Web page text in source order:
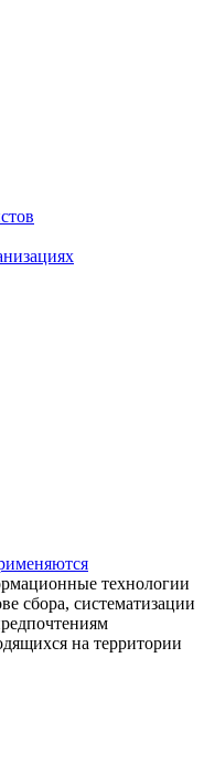
технологии
сбора, систематизации
на территории